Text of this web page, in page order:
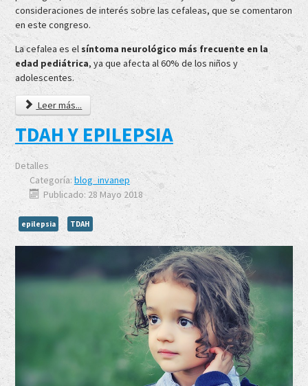
consideraciones de interés sobre las cefaleas, que se comentaron
en este congreso.
La cefalea es el síntoma neurológico más frecuente en la
edad pediátrica, ya que afecta al 60% de los niños y
adolescentes.
Leer más...
TDAH Y EPILEPSIA
Detalles
Categoría: blog_invanep
Publicado: 28 Mayo 2018
epilepsia TDAH